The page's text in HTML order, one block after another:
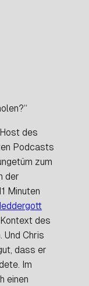
des
Podcasts
zum
der
Minuten
des
Und Chris
dass er
Im
einen